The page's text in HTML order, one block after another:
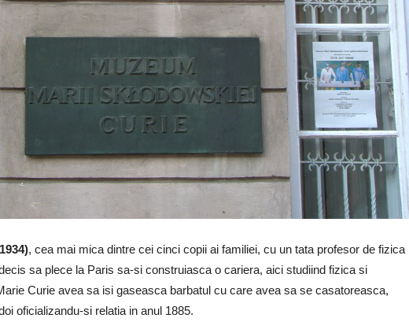
, cea mai mica dintre cei cinci copii ai familiei, cu un tata profesor de fizica
sa plece la Paris sa-si construiasca o cariera, aici studiind fizica si
Curie avea sa isi gaseasca barbatul cu care avea sa se casatoreasca,
oficializandu-si relatia in anul 1885.